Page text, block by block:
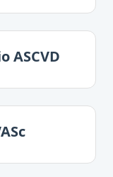
ASCVD